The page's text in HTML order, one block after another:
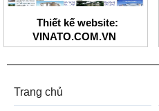
Thiết kế website:
VINATO.COM.VN
Trang chủ